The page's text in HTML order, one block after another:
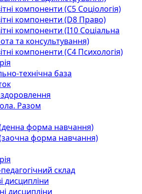
компоненти (С5 Соціологія)
компоненти (D8 Право)
компоненти (I10 Соціальна
та консультування)
компоненти (С4 Психологія)
технічна база
Разом
форма навчання)
форма навчання)
склад
дисципліни
дисципліни